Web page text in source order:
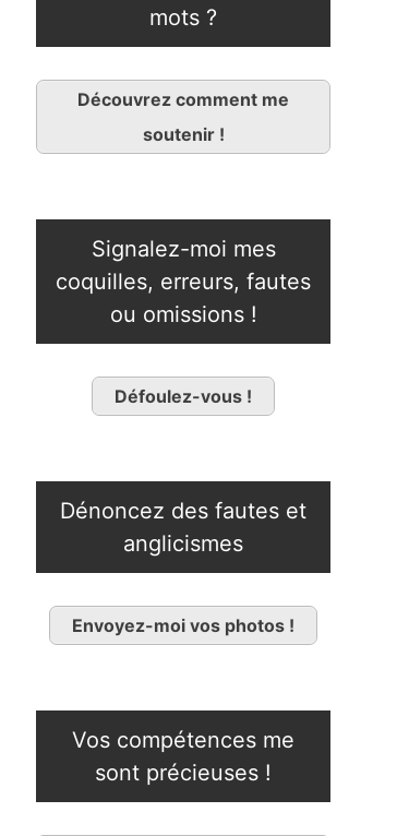
mots ?
Découvrez comment me
soutenir !
Signalez-moi mes
coquilles, erreurs, fautes
ou omissions !
Défoulez-vous !
Dénoncez des fautes et
anglicismes
Envoyez-moi vos photos !
Vos compétences me
sont précieuses !